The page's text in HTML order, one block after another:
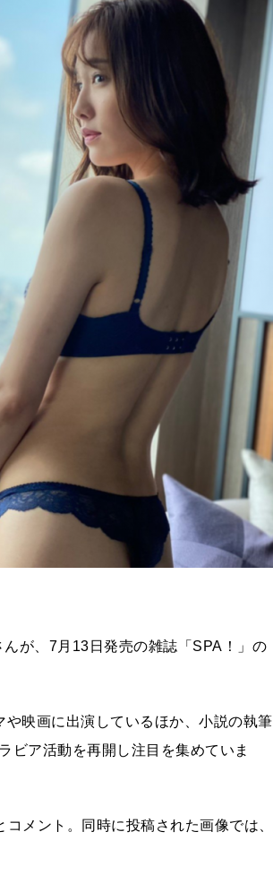
が、7月13日発売の雑誌「SPA！」の
映画に出演しているほか、小説の執筆
ビア活動を再開し注目を集めていま
メント。同時に投稿された画像では、